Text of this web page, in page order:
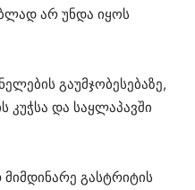
არ უნდა იყოს
გაუმჯობესებაზე,
კუჭსა და საყლაპავში
გასტრიტის